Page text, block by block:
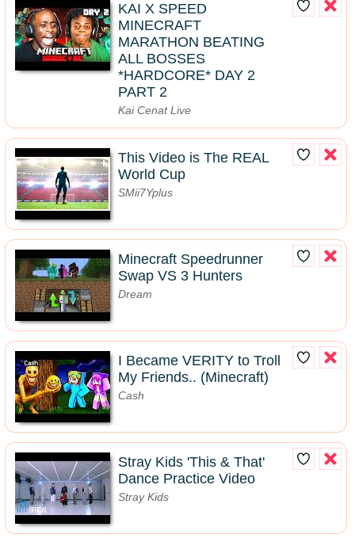
KAI X SPEED
MINECRAFT
MARATHON BEATING
ALL BOSSES
*HARDCORE* DAY 2
PART 2
Kai Cenat Live
This Video is The REAL
World Cup
SMii7Yplus
Minecraft Speedrunner
Swap VS 3 Hunters
Dream
I Became VERITY to Troll
My Friends.. (Minecraft)
Cash
Stray Kids 'This & That'
Dance Practice Video
Stray Kids